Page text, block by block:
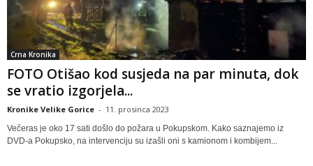
Crna Kronika
FOTO Otišao kod susjeda na par minuta, dok
se vratio izgorjela...
Kronike Velike Gorice - 11. prosinca 2023
Večeras je oko 17 sati došlo do požara u Pokupskom. Kako saznajemo iz
DVD-a Pokupsko, na intervenciju su izašli oni s kamionom i kombijem...